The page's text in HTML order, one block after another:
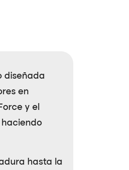
diseñada
en
y el
hasta la